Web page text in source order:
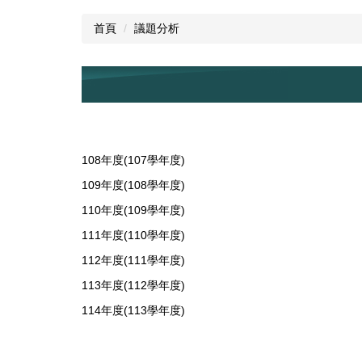
首頁 議題分析
108年度(107學年度)
109年度(108學年度)
110年度(109學年度)
111年度(110學年度)
112年度(111學年度)
113年度(112學年度)
114年度(113學年度)